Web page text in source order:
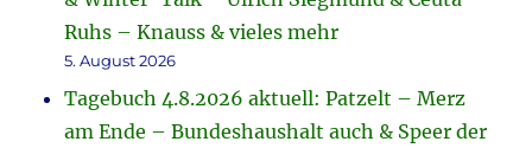
Ruhs – Knauss & vieles mehr
5. August 2026
Tagebuch 4.8.2026 aktuell: Patzelt – Merz
am Ende – Bundeshaushalt auch & Speer der